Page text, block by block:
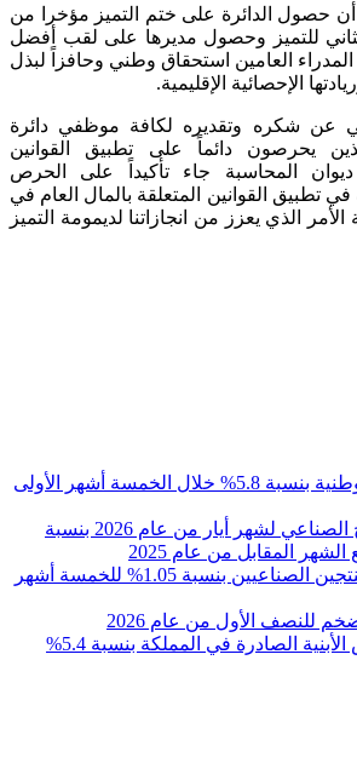
أن حصول الدائرة على ختم التميز مؤخرا من
للتميز وحصول مديرها على لقب أفضل
العامين استحقاق وطني وحافزاً لبذل
الإحصائية الإقليمية.
عن شكره وتقديره لكافة موظفي دائرة
يحرصون دائماً على تطبيق القوانين
ديوان المحاسبة جاء تأكيداً على الحرص
في تطبيق القوانين المتعلقة بالمال العام في
الذي يعزز من انجازاتنا لديمومة التميز
نمو الصادرات الوطنية بنسبة 5.8% خلال الخمسة أشهر الأولى
نمو كميات الإنتاج الصناعي لشهر أيار من عام 2026 بنسبة
ارتفاع أسعار المنتجين الصناعيين بنسبة 1.05% للخمسة أشهر
الصادرة في المملكة بنسبة 5.4%